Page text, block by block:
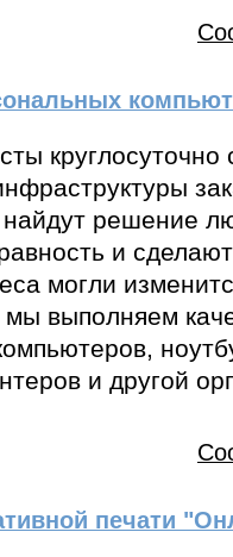
круглосуточно
найдут решение
и
могли
мы выполняем
и другой
печати